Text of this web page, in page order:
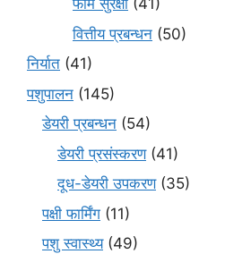
फार्म सुरक्षा (41)
वित्तीय प्रबन्धन (50)
निर्यात (41)
पशुपालन (145)
डेयरी प्रबन्धन (54)
डेयरी प्रसंस्करण(41)
दूध-डेयरी उपकरण(35)
पक्षी फार्मिंग (11)
पशु स्वास्थ्य(49)